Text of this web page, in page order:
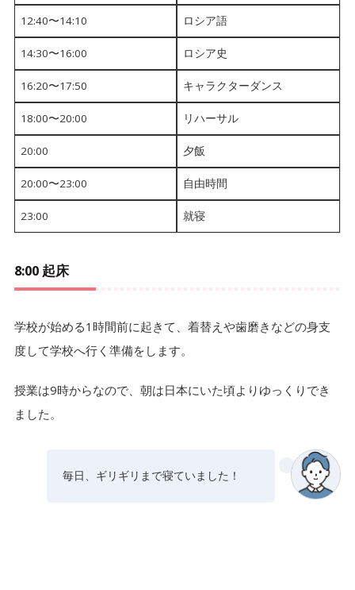
12:40〜14:10 ロシア語
14:30〜16:00 ロシア史
16:20〜17:50 キャラクターダンス
18:00〜20:00 リハーサル
20:00 夕飯
20:00〜23:00 自由時間
23:00 就寝
8:00 起床
学校が始める1時間前に起きて、着替えや歯磨きなどの身支
度して学校へ行く準備をします。
授業は9時からなので、朝は日本にいた頃よりゆっくりでき
ました。
毎日、ギリギリまで寝ていました！